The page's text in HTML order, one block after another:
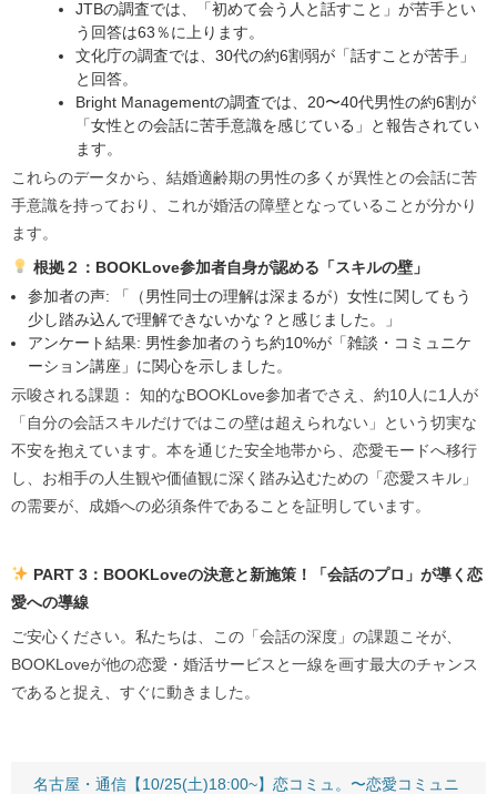
JTBの調査では、「初めて会う人と話すこと」が苦手とい
う回答は63％に上ります。
文化庁の調査では、30代の約6割弱が「話すことが苦手」
と回答。
Bright Managementの調査では、20〜40代男性の約6割が
「女性との会話に苦手意識を感じている」と報告されてい
ます。
これらのデータから、結婚適齢期の男性の多くが異性との会話に苦
手意識を持っており、これが婚活の障壁となっていることが分かり
ます。
根拠２： BOOKLove参加者自身が認める「スキルの壁」
参加者の声: 「（男性同士の理解は深まるが）女性に関してもう
少し踏み込んで理解できないかな？と感じました。」
アンケート結果: 男性参加者のうち約10%が「雑談・コミュニケ
ーション講座」に関心を示しました。
示唆される課題： 知的なBOOKLove参加者でさえ、約10人に1人が
「自分の会話スキルだけではこの壁は超えられない」という切実な
不安を抱えています。本を通じた安全地帯から、恋愛モードへ移行
し、お相手の人生観や価値観に深く踏み込むための「恋愛スキル」
の需要が、成婚への必須条件であることを証明しています。
PART 3：BOOKLoveの決意と新施策！「会話のプロ」が導く恋
愛への導線
ご安心ください。私たちは、この「会話の深度」の課題こそが、
BOOKLoveが他の恋愛・婚活サービスと一線を画す最大のチャンス
であると捉え、すぐに動きました。
名古屋・通信【10/25(土)18:00~】恋コミュ。〜恋愛コミュニ